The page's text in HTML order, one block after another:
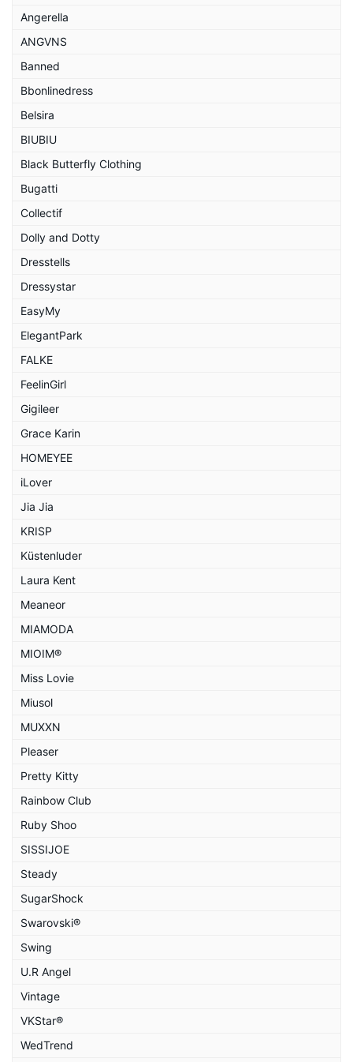
Angerella
ANGVNS
Banned
Bbonlinedress
Belsira
BIUBIU
Black Butterfly Clothing
Bugatti
Collectif
Dolly and Dotty
Dresstells
Dressystar
EasyMy
ElegantPark
FALKE
FeelinGirl
Gigileer
Grace Karin
HOMEYEE
iLover
Jia Jia
KRISP
Küstenluder
Laura Kent
Meaneor
MIAMODA
MIOIM®
Miss Lovie
Miusol
MUXXN
Pleaser
Pretty Kitty
Rainbow Club
Ruby Shoo
SISSIJOE
Steady
SugarShock
Swarovski®
Swing
U.R Angel
Vintage
VKStar®
WedTrend